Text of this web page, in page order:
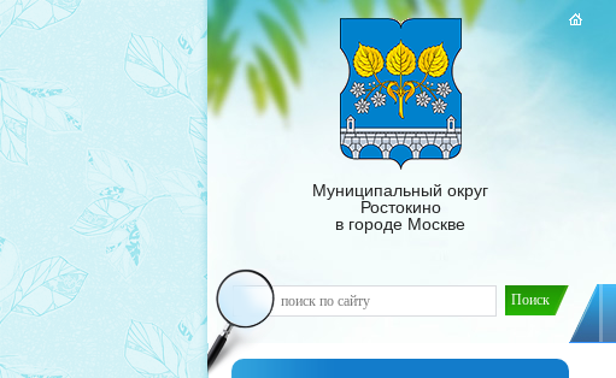
Муниципальный округ
Ростокино
в городе Москве